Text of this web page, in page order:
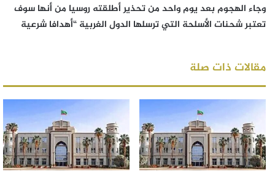
وجاء الهجوم بعد يوم واحد من تحذير أطلقته روسيا من أنها سوف
تعتبر شحنات الأسلحة التي ترسلها الدول الغربية “أهدافا شرعية
مقالات ذات صلة